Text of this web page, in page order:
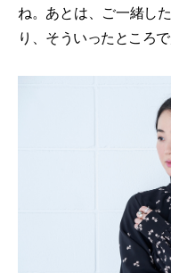
ね。あとは、ご一緒し
り、そういったところ